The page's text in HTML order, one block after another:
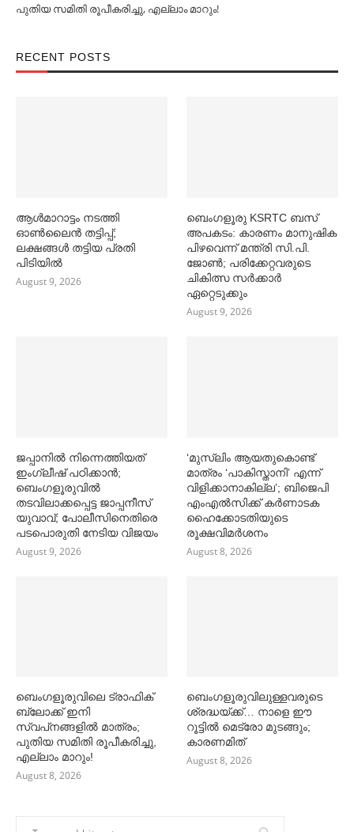
പുതിയ സമിതി രൂപീകരിച്ചു, എല്ലാം മാറും!
RECENT POSTS
ആള്‍മാറാട്ടം നടത്തി
ഓണ്‍ലൈൻ തട്ടിപ്പ്;
ലക്ഷങ്ങള്‍ തട്ടിയ പ്രതി
പിടിയില്‍
August 9, 2026
ബെംഗളൂരു KSRTC ബസ്
അപകടം: കാരണം മാനുഷിക
പിഴവെന്ന് മന്ത്രി സി.പി.
ജോണ്‍; പരിക്കേറ്റവരുടെ
ചികിത്സ സര്‍ക്കാര്‍
ഏറ്റെടുക്കും
August 9, 2026
ജപ്പാനില്‍ നിന്നെത്തിയത്
ഇംഗ്ലീഷ് പഠിക്കാൻ;
ബെംഗളൂരുവില്‍
തടവിലാക്കപ്പെട്ട ജാപ്പനീസ്
യുവാവ്; പോലീസിനെതിരെ
പടപൊരുതി നേടിയ വിജയം
August 9, 2026
‘മുസ്‌ലിം ആയതുകൊണ്ട്
മാത്രം ‘പാകിസ്താനി’ എന്ന്
വിളിക്കാനാകില്ല’; ബിജെപി
എംഎല്‍സിക്ക് കര്‍ണാടക
ഹൈക്കോടതിയുടെ
രൂക്ഷവിമര്‍ശനം
August 8, 2026
ബെംഗളൂരുവിലെ ട്രാഫിക്
ബ്ലോക്ക് ഇനി
സ്വപ്‌നങ്ങളില്‍ മാത്രം;
പുതിയ സമിതി രൂപീകരിച്ചു,
എല്ലാം മാറും!
August 8, 2026
ബെംഗളൂരുവിലുള്ളവരുടെ
ശ്രദ്ധയ്ക്ക്… നാളെ ഈ
റൂട്ടില്‍ മെട്രോ മുടങ്ങും;
കാരണമിത്
August 8, 2026